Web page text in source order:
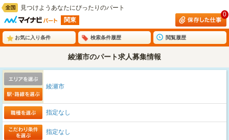
見つけようあなたにぴったりのパート
関東
0
お気に入り条件 検索条件履歴 閲覧履歴
綾瀬市のパート求人募集情報
綾瀬市
指定なし
指定なし